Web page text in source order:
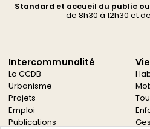
Standard et accueil du public
de 8h30 à 12h30 et
Intercommunalité
La CCDB
Urbanisme
Projets
Emploi
Publications